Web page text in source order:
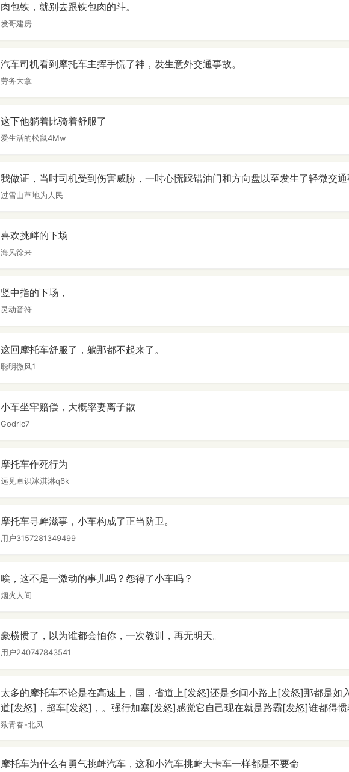
肉包铁，就别去跟铁包肉的斗。
发哥建房
汽车司机看到摩托车主挥手慌了神，发生意外交通事故。
劳务大拿
这下他躺着比骑着舒服了
爱生活的松鼠4Mw
我做证，当时司机受到伤害威胁，一时心慌踩错油门和方向盘以至发生了轻微交
过雪山草地为人民
喜欢挑衅的下场
海风徐来
竖中指的下场，
灵动音符
这回摩托车舒服了，躺那都不起来了。
聪明微风1
小车坐牢赔偿，大概率妻离子散
Godric7
摩托车作死行为
远见卓识冰淇淋q6k
摩托车寻衅滋事，小车构成了正当防卫。
用户3157281349499
唉，这不是一激动的事儿吗？怨得了小车吗？
烟火人间
豪横惯了，以为谁都会怕你，一次教训，再无明天。
用户240747843541
太多的摩托车不论是在高速上，国，省道上[发怒]还是乡间小路上[发怒]那都是如
道[发怒]，超车[发怒]，。强行加塞[发怒]感觉它自己现在就是路霸[发怒]谁都得
致青春-北风
摩托车为什么有勇气挑衅汽车，这和小汽车挑衅大卡车一样都是不要命